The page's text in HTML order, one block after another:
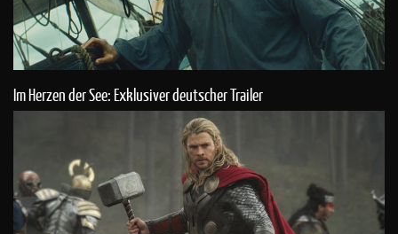
Im Herzen der See: Exklusiver deutscher Trailer